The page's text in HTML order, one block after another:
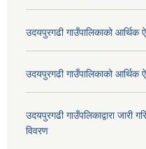
उदयपुरगढी गाउँपालिकाको आर्थिक
उदयपुरगढी गाउँपालिकाको आर्थिक
उदयपुरगढी गाउँपलिकाद्वारा जारी
विवरण